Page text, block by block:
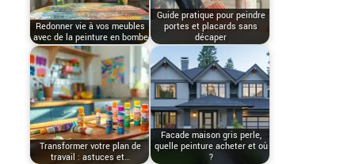
Redonner vie à vos meubles
avec de la peinture en bombe
Guide pratique pour peindre
portes et placards sans
décaper
Transformer votre plan de
travail : astuces et…
Facade maison gris perle,
quelle peinture acheter et où
?